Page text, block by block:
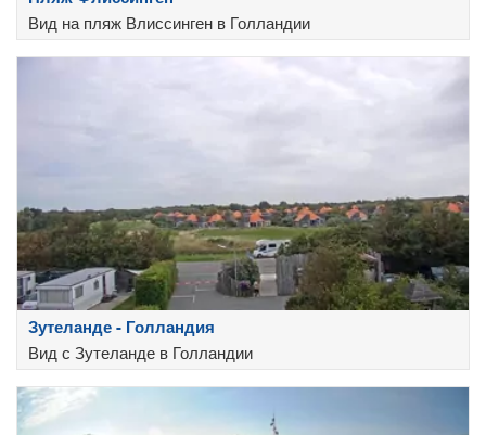
Вид на пляж Влиссинген в Голландии
Зутеланде - Голландия
Вид с Зутеланде в Голландии